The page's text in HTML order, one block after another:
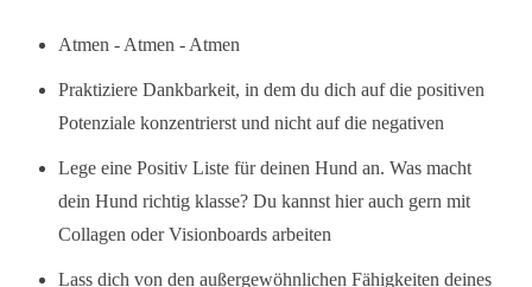
Atmen - Atmen - Atmen
Praktiziere Dankbarkeit, in dem du dich auf die positiven
Potenziale konzentrierst und nicht auf die negativen
Lege eine Positiv Liste für deinen Hund an. Was macht
dein Hund richtig klasse? Du kannst hier auch gern mit
Collagen oder Visionboards arbeiten
Lass dich von den außergewöhnlichen Fähigkeiten deines